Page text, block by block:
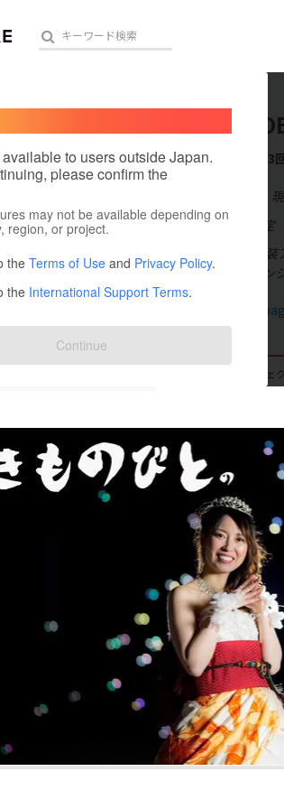
人気のプロジェクト 注目のリ
アート・写真
テクノロジー・ガジェット
映像・映画
ビジネス・起業
まちづくり・地域活性化
to users outside Japan.
please confirm the
may not be available depending on
region, or project.
the Terms of Use and Privacy Policy.
the International Support Terms.
Continue
これまでに3
出身国：未設定
初めまして 和
多いのでアレン
origami-
プロジェ